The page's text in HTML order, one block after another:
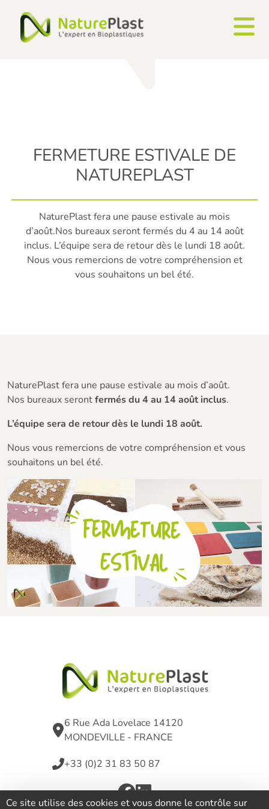
Ce site utilise des cookies et vous donne le contrôle sur
FERMETURE ESTIVALE DE
NATUREPLAST
NaturePlast fera une pause estivale au mois
d’août.Nos bureaux seront fermés du 4 au 14 août
inclus. L’équipe sera de retour dès le lundi 18 août.
Nous vous remercions de votre compréhension et
vous souhaitons un bel été.
NaturePlast fera une pause estivale au mois d’août.
Nos bureaux serontfermés du 4 au 14 août inclus.
L’équipe sera de retour dès le lundi 18 août.
Nous vous remercions de votre compréhension et vous
souhaitons un bel été.
6 Rue Ada Lovelace 14120
MONDEVILLE - FRANCE
+33 (0)2 31 83 50 87